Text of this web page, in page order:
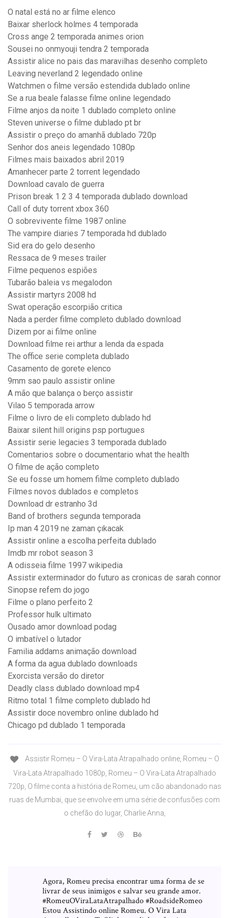
O natal está no ar filme elenco
Baixar sherlock holmes 4 temporada
Cross ange 2 temporada animes orion
Sousei no onmyouji tendra 2 temporada
Assistir alice no pais das maravilhas desenho completo
Leaving neverland 2 legendado online
Watchmen o filme versão estendida dublado online
Se a rua beale falasse filme online legendado
Filme anjos da noite 1 dublado completo online
Steven universe o filme dublado pt br
Assistir o preço do amanhã dublado 720p
Senhor dos aneis legendado 1080p
Filmes mais baixados abril 2019
Amanhecer parte 2 torrent legendado
Download cavalo de guerra
Prison break 1 2 3 4 temporada dublado download
Call of duty torrent xbox 360
O sobrevivente filme 1987 online
The vampire diaries 7 temporada hd dublado
Sid era do gelo desenho
Ressaca de 9 meses trailer
Filme pequenos espiões
Tubarão baleia vs megalodon
Assistir martyrs 2008 hd
Swat operação escorpião critica
Nada a perder filme completo dublado download
Dizem por ai filme online
Download filme rei arthur a lenda da espada
The office serie completa dublado
Casamento de gorete elenco
9mm sao paulo assistir online
A mão que balança o berço assistir
Vilao 5 temporada arrow
Filme o livro de eli completo dublado hd
Baixar silent hill origins psp portugues
Assistir serie legacies 3 temporada dublado
Comentarios sobre o documentario what the health
O filme de ação completo
Se eu fosse um homem filme completo dublado
Filmes novos dublados e completos
Download dr estranho 3d
Band of brothers segunda temporada
Ip man 4 2019 ne zaman çıkacak
Assistir online a escolha perfeita dublado
Imdb mr robot season 3
A odisseia filme 1997 wikipedia
Assistir exterminador do futuro as cronicas de sarah connor
Sinopse refem do jogo
Filme o plano perfeito 2
Professor hulk ultimato
Ousado amor download podag
O imbatível o lutador
Familia addams animação download
A forma da agua dublado downloads
Exorcista versão do diretor
Deadly class dublado download mp4
Ritmo total 1 filme completo dublado hd
Assistir doce novembro online dublado hd
Chicago pd dublado 1 temporada
Assistir Romeu – O Vira-Lata Atrapalhado online, Romeu – O
Vira-Lata Atrapalhado 1080p, Romeu – O Vira-Lata Atrapalhado
720p, O filme conta a história de Romeu, um cão abandonado nas
ruas de Mumbai, que se envolve em uma série de confusões com
o chefão do lugar, Charlie Anna,
Agora, Romeu precisa encontrar uma forma de se
livrar de seus inimigos e salvar seu grande amor.
#RomeuOViraLataAtrapalhado #RoadsideRomeo
Estou Assistindo online Romeu. O Vira Lata